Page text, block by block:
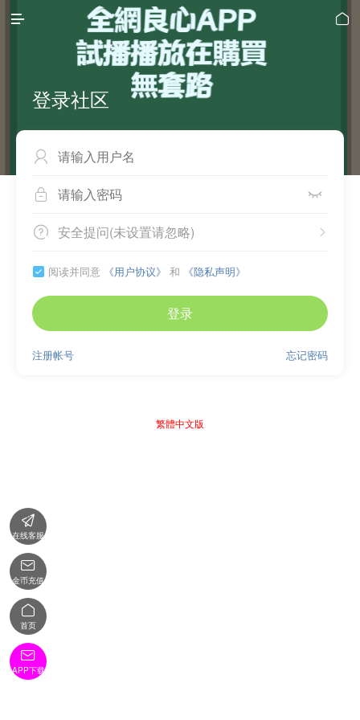
 
登录社区

 
 
安全提问(未设置请忽略)
 阅读并同意 《用户协议》 和 《隐私声明》
登录
忘记密码
注册帐号
繁體中文版

在线客服

金币充值

首页

APP下载